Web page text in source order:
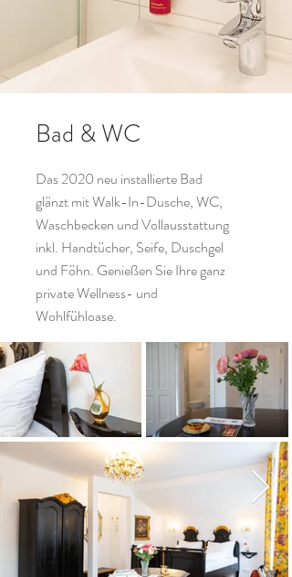
Bad & WC
Das 2020 neu installierte Bad
glänzt mit Walk-In-Dusche, WC,
Waschbecken und Vollausstattung
inkl. Handtücher, Seife, Duschgel
und Föhn. Genießen Sie Ihre ganz
private Wellness- und
Wohlfühloase.